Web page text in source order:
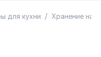
для кухни / Хранение на